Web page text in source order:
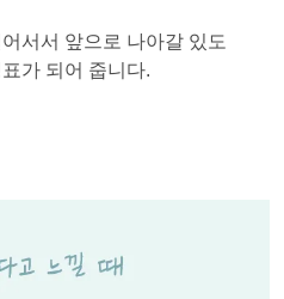
서서 앞으로 나아갈 있도
가 되어 줍니다.